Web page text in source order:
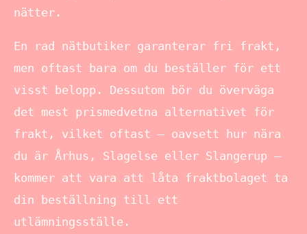
nätter.
En rad nätbutiker garanterar fri frakt,
men oftast bara om du beställer för ett
visst belopp. Dessutom bör du överväga
det mest prismedvetna alternativet för
frakt, vilket oftast – oavsett hur nära
du är Århus, Slagelse eller Slangerup –
kommer att vara att låta fraktbolaget ta
din beställning till ett
utlämningsställe.